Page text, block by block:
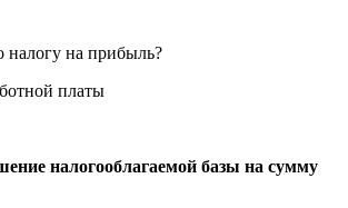
налогу на прибыль?
платы
налогооблагаемой базы на сумму